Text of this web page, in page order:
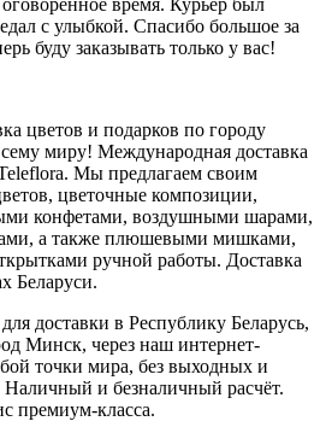
с улыбкой. Спасибо большое за
буду заказывать только у вас!
цветов и подарков по городу
миру! Международная доставка
Мы предлагаем своим
цветочные композиции,
конфетами, воздушными шарами,
а также плюшевыми мишками,
ручной работы. Доставка
Беларуси.
доставки в Республику Беларусь,
Минск, через наш интернет-
точки мира, без выходных и
и безналичный расчёт.
премиум-класса.